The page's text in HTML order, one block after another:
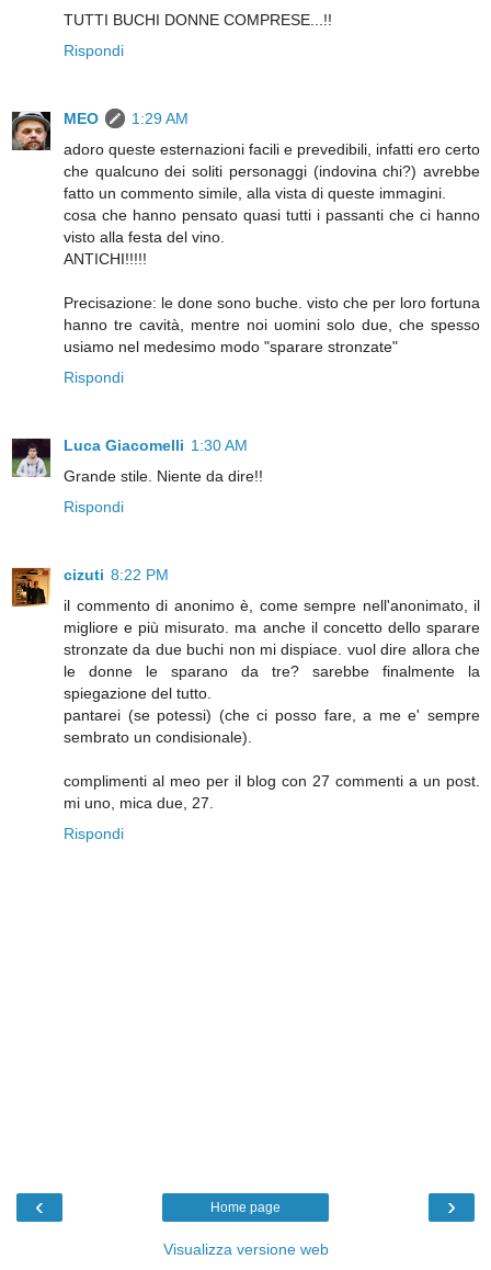
TUTTI BUCHI DONNE COMPRESE...!!
Rispondi
MEO
1:29 AM
adoro queste esternazioni facili e prevedibili, infatti ero certo
che qualcuno dei soliti personaggi (indovina chi?) avrebbe
fatto un commento simile, alla vista di queste immagini.
cosa che hanno pensato quasi tutti i passanti che ci hanno
visto alla festa del vino.
ANTICHI!!!!!
Precisazione: le done sono buche. visto che per loro fortuna
hanno tre cavità, mentre noi uomini solo due, che spesso
usiamo nel medesimo modo "sparare stronzate"
Rispondi
Luca Giacomelli 1:30 AM
Grande stile. Niente da dire!!
Rispondi
cizuti 8:22 PM
il commento di anonimo è, come sempre nell'anonimato, il
migliore e più misurato. ma anche il concetto dello sparare
stronzate da due buchi non mi dispiace. vuol dire allora che
le donne le sparano da tre? sarebbe finalmente la
spiegazione del tutto.
pantarei (se potessi) (che ci posso fare, a me e' sempre
sembrato un condisionale).
complimenti al meo per il blog con 27 commenti a un post.
mi uno, mica due, 27.
Rispondi
‹ ›
Home page
Visualizza versione web